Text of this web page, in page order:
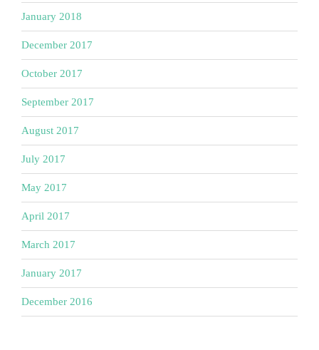
January 2018
December 2017
October 2017
September 2017
August 2017
July 2017
May 2017
April 2017
March 2017
January 2017
December 2016